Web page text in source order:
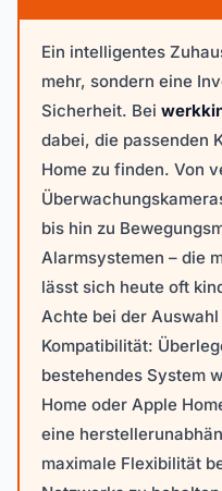
Ein intelligentes
mehr, sondern eine
Sicherheit. Bei
dabei, die passenden
Home zu finden. Von
bis hin zu
Alarmsystemen – die
lässt sich heute oft
Achte bei der
Kompatibilität:
bestehendes System
Home oder Apple
eine
maximale Flexibilität